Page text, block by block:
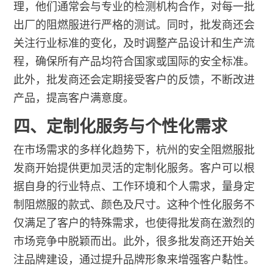
理，他们通常会与专业的检测机构合作，对每一批
出厂的阻燃服进行严格的测试。同时，批发商还会
关注行业标准的变化，及时调整产品设计和生产流
程，确保所有产品均符合国家或国际的安全标准。
此外，批发商还会定期接受客户的反馈，不断改进
产品，提高客户满意度。
四、定制化服务与个性化需求
在市场需求的多样化趋势下，杭州的安全阻燃服批
发商开始提供更加灵活的定制化服务。客户可以根
据自身的行业特点、工作环境和个人需求，量身定
制阻燃服的款式、颜色及尺寸。这种个性化服务不
仅满足了客户的特殊需求，也使得批发商在激烈的
市场竞争中脱颖而出。此外，很多批发商还开始关
注品牌建设，通过提升品牌形象来增强客户黏性。